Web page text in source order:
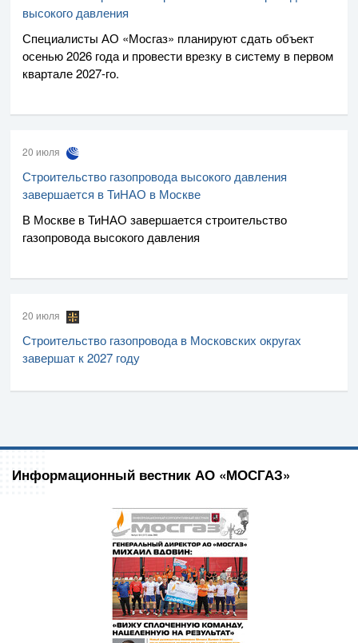
высокого давления
Специалисты АО «Мосгаз» планируют сдать объект
осенью 2026 года и провести врезку в систему в первом
квартале2027-го.
20 июля
Строительство газопровода высокого давления
завершается в ТиНАО в Москве
В Москве в ТиНАО завершается строительство
газопровода высокого давления
20 июля
Строительство газопровода в Московских округах
завершат к 2027 году
Информационный вестник АО «МОСГАЗ»